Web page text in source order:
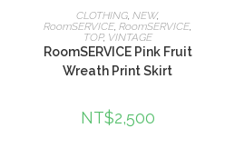
選擇規格
CLOTHING,NEW,
RoomSERVICE,RoomSERVICE,
TOP, VINTAGE
RoomSERVICE Pink Fruit
Wreath Print Skirt
NT$2,500